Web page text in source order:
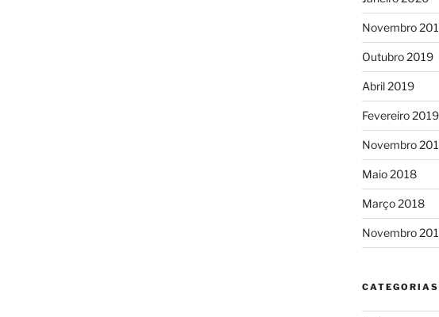
Novembro
Outubro 2019
Abril 2019
Fevereiro 2019
Novembro
Maio 2018
Março 2018
Novembro
CATEGORIAS